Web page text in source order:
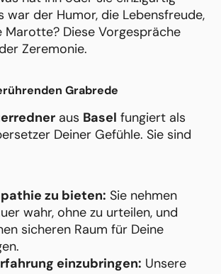
war der Humor, die Lebensfreude,
Marotte? Diese Vorgespräche
Zeremonie.
Grabrede
aus Basel fungiert als
Deiner Gefühle. Sie sind
zu bieten: Sie nehmen
wahr, ohne zu urteilen, und
sicheren Raum für Deine
einzubringen: Unsere